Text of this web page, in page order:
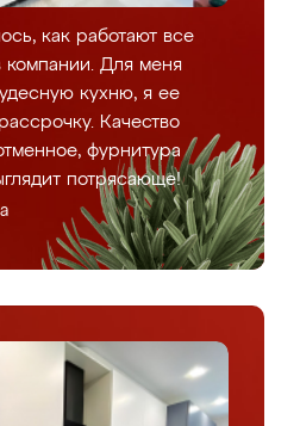
как работают все
компании. Для меня
кухню, я ее
Качество
фурнитура
потрясающе!